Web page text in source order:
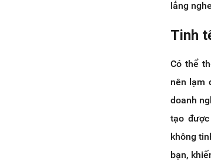
lắng
Tinh
Có thể
nên lạm
doanh
tạo
không
bạn,